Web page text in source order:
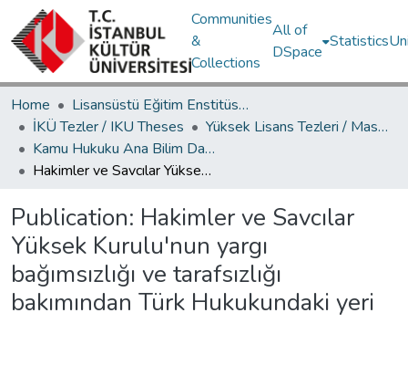
Communities
&
Collections
All of
DSpace
Statistics
Home
Lisansüstü Eğitim Enstitüsü / Postgraduate Education Institute
İKÜ Tezler / IKU Theses
Yüksek Lisans Tezleri / Master's Theses
Kamu Hukuku Ana Bilim Dalı / Department of Public Law
Hakimler ve Savcılar Yüksek Kurulu'nun yargı bağımsızlığı ve tarafsızlığı bakımından Türk Hukukundaki yeri
Publication: Hakimler ve Savcılar
Yüksek Kurulu'nun yargı
bağımsızlığı ve tarafsızlığı
bakımından Türk Hukukundaki yeri